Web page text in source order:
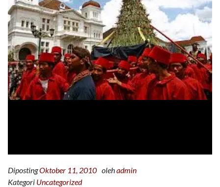
DipostingOktober 11, 2010 olehadmin
Kategori Uncategorized